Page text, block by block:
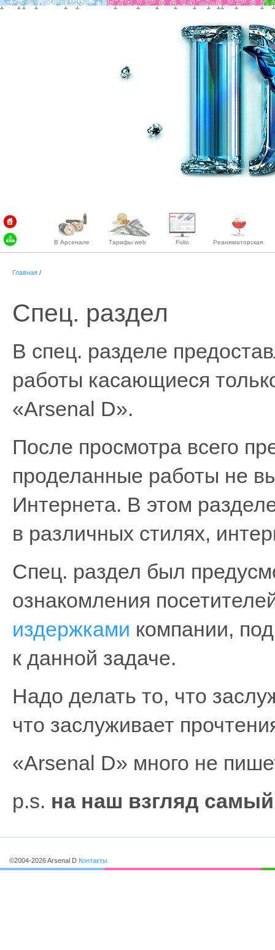
В Арсенале Тарифы web Folio Реаниматорская
Главная /
Спец. раздел
В спец. разделе
работы касающиеся
«Arsenal D».
После просмотра всего
проделанные работы не
Интернета. В этом
в различных стилях,
Спец. раздел был
ознакомления
издержками компании,
к данной задаче.
Надо делать то, что
что заслуживает
«Arsenal D» много не
p.s. на наш взгляд
©2004-2026 Arsenal D Контакты